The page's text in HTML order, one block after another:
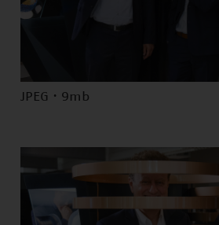
JPEG · 9mb